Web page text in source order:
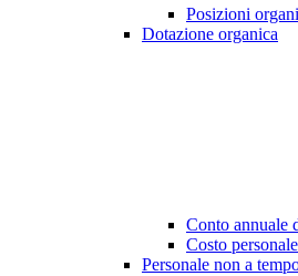
Posizioni
Dotazione organica
Conto annuale
Costo
Personale non a